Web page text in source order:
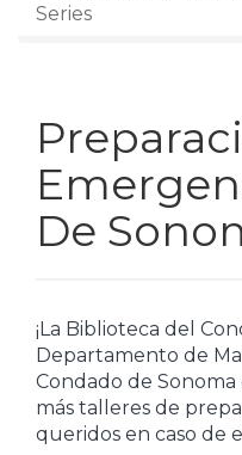
Series
De
¡La Biblioteca del
Departamento de
Condado de
más talleres de
queridos en caso de